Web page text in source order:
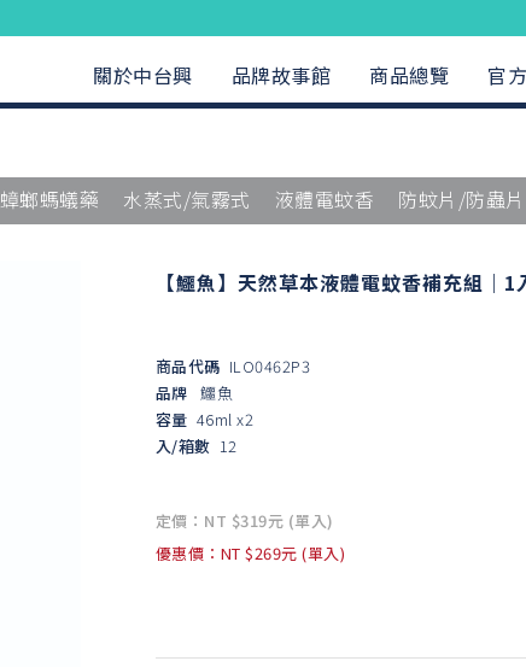
關於中台興 品牌故事館 商品總覽 官
蟑螂螞蟻藥 水蒸式/氣霧式 液體電蚊香 防蚊片/防蟲片
【鱷魚】天然草本液體電蚊香補充組｜1
商品代碼 ILO0462P3
品牌 鱷魚
容量 46ml x2
入/箱數 12
定價：NT $319元 (單入)
優惠價：NT $269元 (單入)